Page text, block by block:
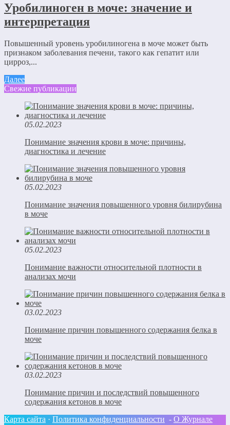
Уробилиноген в моче: значение и
интерпретация
Повышенный уровень уробилиногена в моче может быть
признаком заболевания печени, такого как гепатит или
цирроз,...
Далее
Свежие публикации
05.02.2023
Понимание значения крови в моче: причины,
диагностика и лечение
05.02.2023
Понимание значения повышенного уровня билирубина
в моче
05.02.2023
Понимание важности относительной плотности в
анализах мочи
03.02.2023
Понимание причин повышенного содержания белка в
моче
03.02.2023
Понимание причин и последствий повышенного
содержания кетонов в моче
Карта сайта · Политика конфиденциальности - О Журнале